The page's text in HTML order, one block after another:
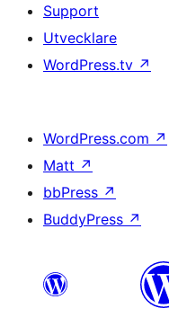
Support
Utvecklare
WordPress.tv ↗
WordPress.com ↗
Matt ↗
bbPress ↗
BuddyPress ↗